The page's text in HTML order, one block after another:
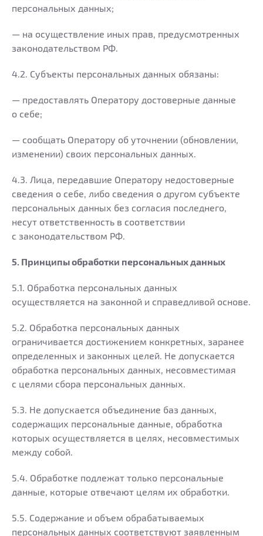
персональных данных;
— на осуществление иных прав, предусмотренных
законодательством РФ.
4.2. Субъекты персональных данных обязаны:
— предоставлять Оператору достоверные данные
о себе;
— сообщать Оператору об уточнении (обновлении,
изменении) своих персональных данных.
4.3. Лица, передавшие Оператору недостоверные
сведения о себе, либо сведения о другом субъекте
персональных данных без согласия последнего,
несут ответственность в соответствии
с законодательством РФ.
5. Принципы обработки персональных данных
5.1. Обработка персональных данных
осуществляется на законной и справедливой основе.
5.2. Обработка персональных данных
ограничивается достижением конкретных, заранее
определенных и законных целей. Не допускается
обработка персональных данных, несовместимая
с целями сбора персональных данных.
5.3. Не допускается объединение баз данных,
содержащих персональные данные, обработка
которых осуществляется в целях, несовместимых
между собой.
5.4. Обработке подлежат только персональные
данные, которые отвечают целям их обработки.
5.5. Содержание и объем обрабатываемых
персональных данных соответствуют заявленным